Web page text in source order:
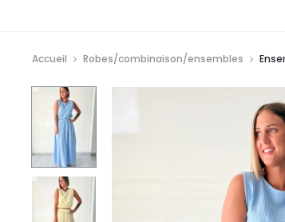
Accueil Robes/combinaison/ensembles